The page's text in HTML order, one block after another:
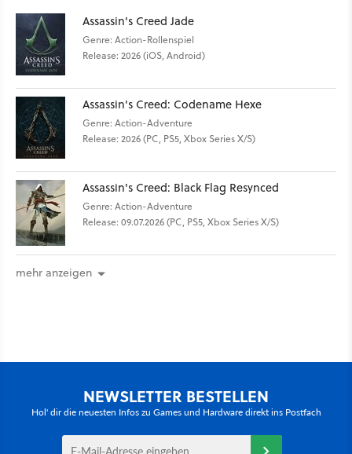
Assassin's Creed Jade
Genre: Action-Rollenspiel
Release: 2026 (iOS, Android)
Assassin's Creed: Codename Hexe
Genre: Action-Adventure
Release: 2026 (PC, PS5, Xbox Series X/S)
Assassin's Creed: Black Flag Resynced
Genre: Action-Adventure
Release: 09.07.2026 (PC, PS5, Xbox Series X/S)
mehr anzeigen
NEWSLETTER BESTELLEN
Hol' dir die neuesten Infos zu Games und Hardware direkt ins Postfach